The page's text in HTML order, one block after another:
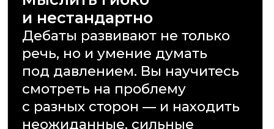
Видеть слабые места
в речи